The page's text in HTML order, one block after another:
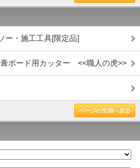
ー・施工工具[限定品]
膏ボード用カッター <<職人の虎>>
ページの先頭へ戻る